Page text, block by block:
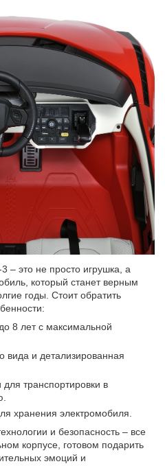
– это не просто игрушка, а
который станет верным
годы. Стоит обратить
8 лет с максимальной
вида и детализированная
транспортировки в
хранения электромобиля.
и безопасность – все
корпусе, готовом подарить
эмоций и